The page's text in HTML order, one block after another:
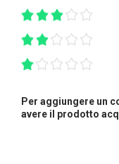
Per aggiungere un
avere il prodotto